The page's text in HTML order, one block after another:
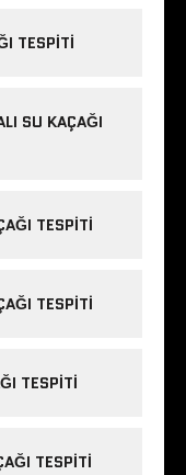
TESPITI
SU KAÇAĞI
TESPITI
TESPITI
TESPITI
TESPITI